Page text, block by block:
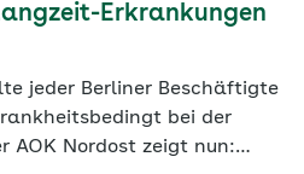
Erkrankungen
jeder Berliner Beschäftigte
bei der
AOK Nordost zeigt nun: